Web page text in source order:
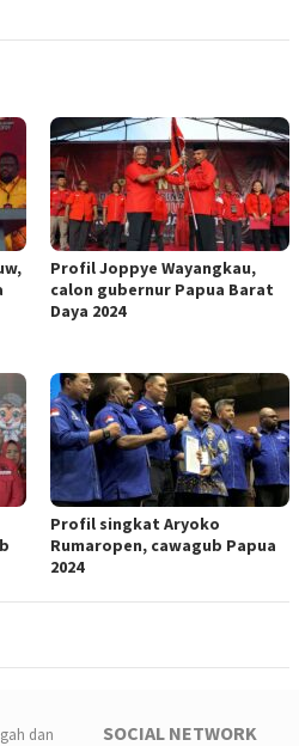
Profil Joppye Wayangkau,
calon gubernur Papua Barat
Daya 2024
Profil singkat Aryoko
Rumaropen, cawagub Papua
2024
SOCIAL NETWORK